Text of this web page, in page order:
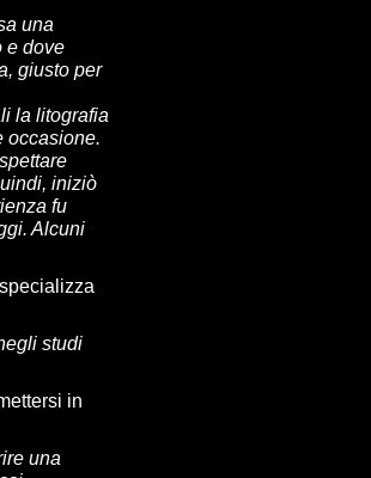
una
e dove
giusto per
la litografia
occasione.
iniziò
fu
Alcuni
studi
in
una